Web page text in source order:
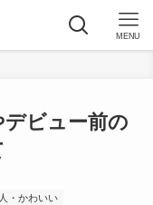
MENU
ビュー前の
・かわいい